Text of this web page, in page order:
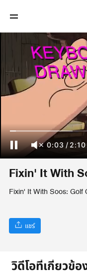
0:03 / 2:10
Fixin' It With
Fixin' It With Soos: Golf
แชร์
วิดีโอที่เกี่ยวข้อ